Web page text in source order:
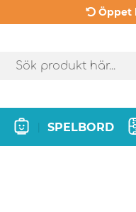
Öppet
SPELBORD